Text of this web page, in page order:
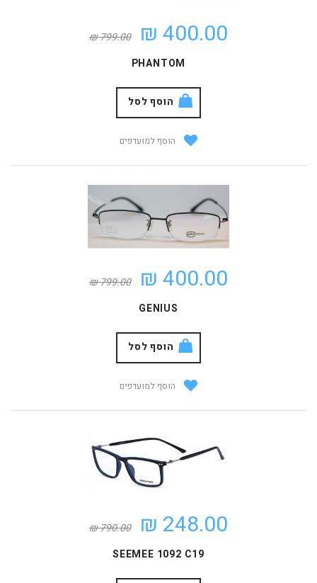
400.00 ₪
799.00 ₪
PHANTOM
הוסף לסל
הוסף למועדפים
400.00 ₪
799.00 ₪
GENIUS
הוסף לסל
הוסף למועדפים
248.00 ₪
790.00 ₪
SEEMEE 1092 C19